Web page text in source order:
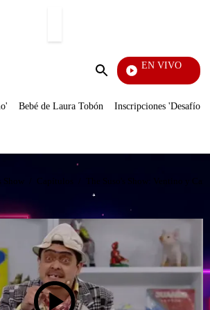
Enviar
EN VIVO
La
Bebé de Laura Tobón Inscripciones 'Desafío'
Show Capítulos The Suso's Show: Ventino y